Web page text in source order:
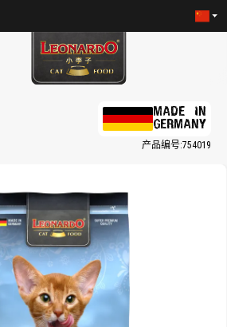
MADE IN
GERMANY
产品编号:754019